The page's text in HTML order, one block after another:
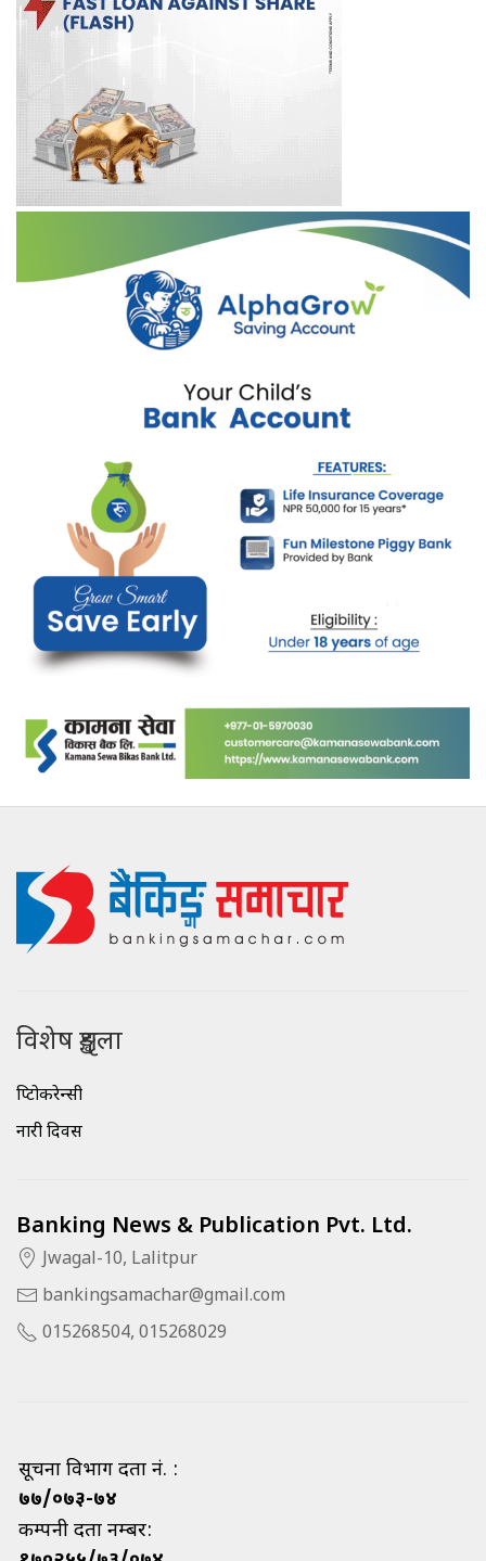
विशेष शृङ्खला
क्रिप्टोकरेन्सी
नारी दिवस
Banking News & Publication Pvt. Ltd.
Jwagal-10, Lalitpur
bankingsamachar@gmail.com
015268504, 015268029
सूचना विभाग दर्ता नं. :
७७/०७३-७४
कम्पनी दर्ता नम्बर: